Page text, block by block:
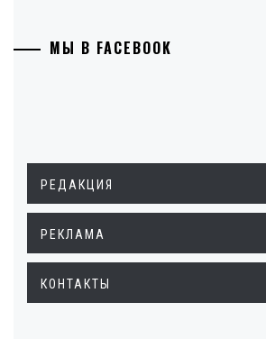
МЫ В FACEBOOK
РЕДАКЦИЯ
РЕКЛАМА
КОНТАКТЫ